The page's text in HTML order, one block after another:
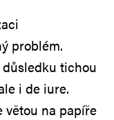
problém.
tichou
i de iure.
větou na papíře